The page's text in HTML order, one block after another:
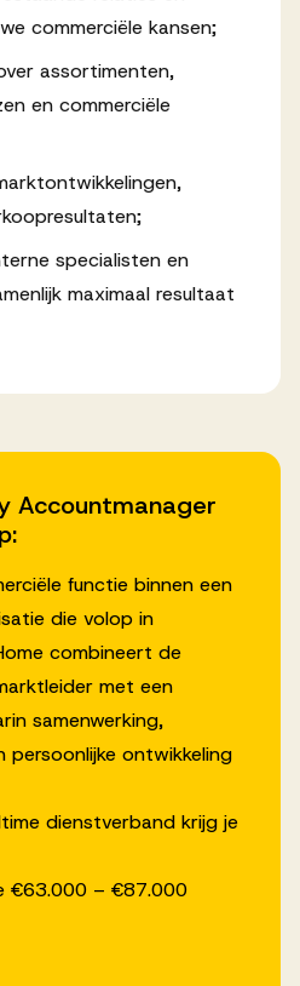
commerciële kansen;
assortimenten,
en commerciële
specialisten en
maximaal resultaat
Accountmanager
functie binnen een
die volop in
combineert de
met een
samenwerking,
persoonlijke ontwikkeling
dienstverband krijg je
€63.000 – €87.000